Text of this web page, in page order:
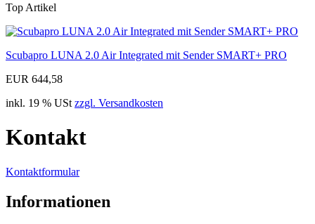
Top Artikel
Scubapro LUNA 2.0 Air Integrated mit Sender SMART+ PRO
EUR 644,58
inkl. 19 % USt zzgl. Versandkosten
Kontakt
Kontaktformular
Informationen